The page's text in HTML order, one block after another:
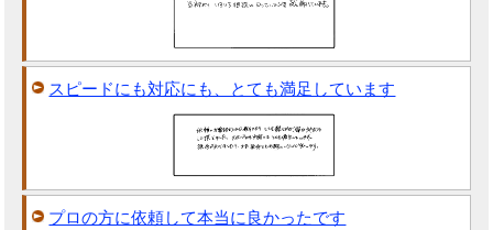
スピードにも対応にも、とても満足しています
プロの方に依頼して本当に良かったです